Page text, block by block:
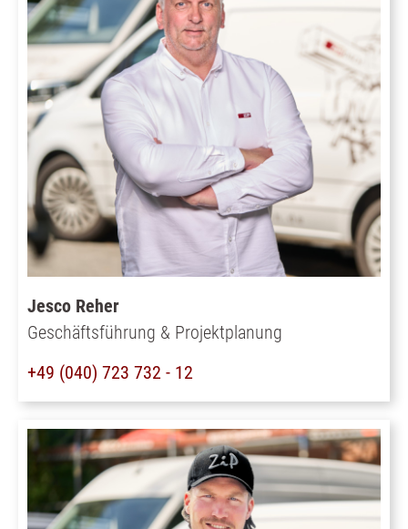
Jesco Reher
Geschäftsführung & Projektplanung
+49 (040) 723 732 - 12